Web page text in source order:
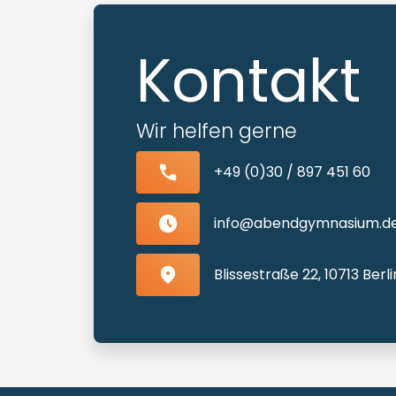
Kontakt
Wir helfen gerne
+49 (0)30 / 897 451 60
Blissestraße 22, 10713